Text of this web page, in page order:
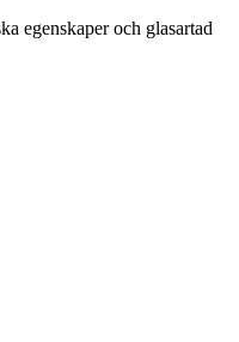
egenskaper och glasartad